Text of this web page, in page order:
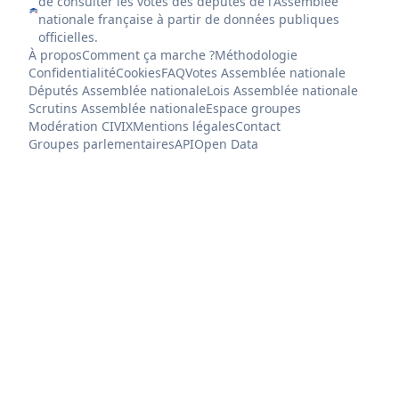
nationale française à partir de données publiques
officielles.
À proposComment ça marche ?Méthodologie
ConfidentialitéCookiesFAQVotes Assemblée nationale
Députés Assemblée nationaleLois Assemblée nationale
Scrutins Assemblée nationaleEspace groupes
Modération CIVIXMentions légalesContact
Groupes parlementairesAPIOpen Data